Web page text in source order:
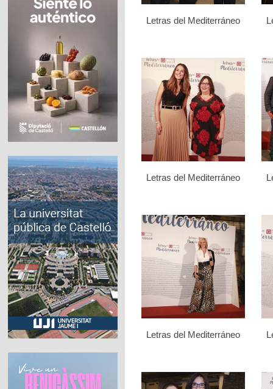
Letras del Mediterráneo
Letras del Mediterráneo
Letras del Mediterráneo